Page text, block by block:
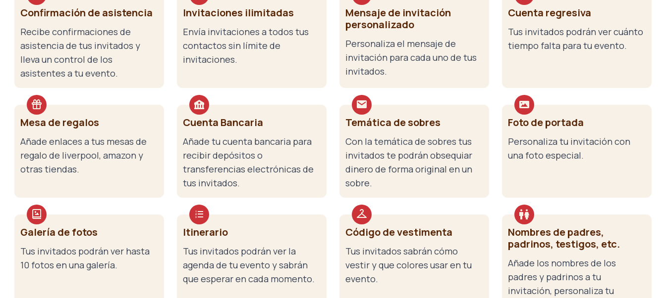
Confirmación de asistencia
Recibe confirmaciones de
asistencia de tus invitados y
lleva un control de los
asistentes a tu evento.
Invitaciones ilimitadas
Envía invitaciones a todos tus
contactos sin límite de
invitaciones.
Mensaje de invitación
personalizado
Personaliza el mensaje de
invitación para cada uno de tus
invitados.
Cuenta regresiva
Tus invitados podrán ver cuánto
tiempo falta para tu evento.
Mesa de regalos
Añade enlaces a tus mesas de
regalo de liverpool, amazon y
otras tiendas.
Cuenta Bancaria
Añade tu cuenta bancaria para
recibir depósitos o
transferencias electrónicas de
tus invitados.
Temática de sobres
Con la temática de sobres tus
invitados te podrán obsequiar
dinero de forma original en un
sobre.
Foto de portada
Personaliza tu invitación con
una foto especial.
Galería de fotos
Tus invitados podrán ver hasta
10 fotos en una galería.
Itinerario
Tus invitados podrán ver la
agenda de tu evento y sabrán
que esperar en cada momento.
Código de vestimenta
Tus invitados sabrán cómo
vestir y que colores usar en tu
evento.
Nombres de padres,
padrinos, testigos, etc.
Añade los nombres de los
padres y padrinos a tu
invitación, personaliza tu